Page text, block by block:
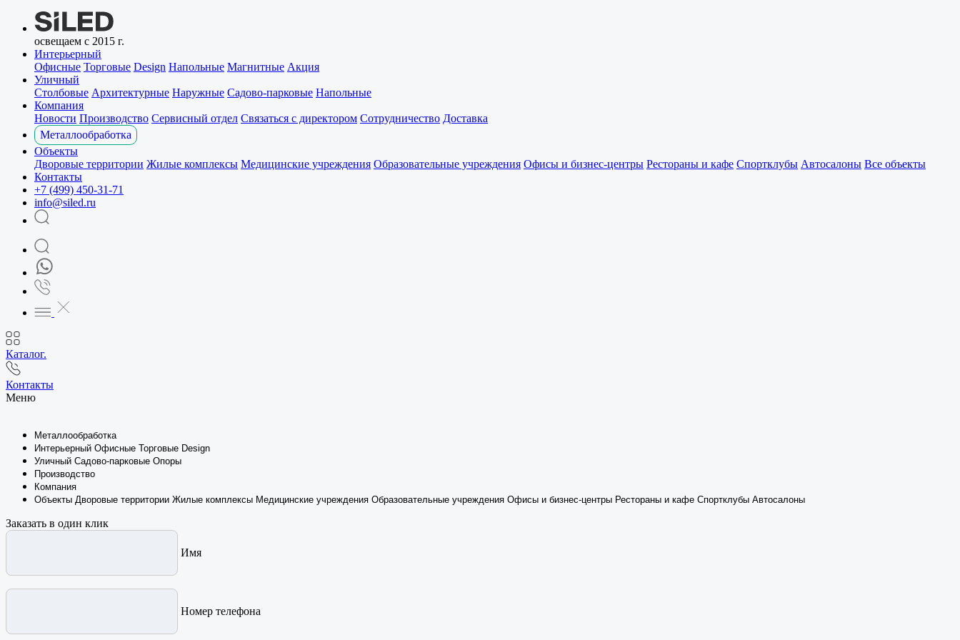
освещаем с 2015 г.
Интерьерный
Офисные Торговые Design Напольные Магнитные Акция
Уличный
Столбовые Архитектурные Наружные Садово-парковые Напольные
Компания
Новости Производство Сервисный отдел Связаться с директором Сотрудничество Доставка
Металлообработка
Объекты
Дворовые территории Жилые комплексы Медицинские учреждения Образовательные учреждения Офисы и бизнес-центры Рестораны и кафе Спортклубы Автосалоны Все объекты
Контакты
+7 (499) 450-31-71
info@siled.ru
Каталог.
Контакты
Меню
Металлообработка
Интерьерный Офисные Торговые Design
Уличный Садово-парковые Опоры
Производство
Компания
Объекты Дворовые территории Жилые комплексы Медицинские учреждения Образовательные учреждения Офисы и бизнес-центры Рестораны и кафе Спортклубы Автосалоны
Заказать в один клик
Имя
Номер телефона